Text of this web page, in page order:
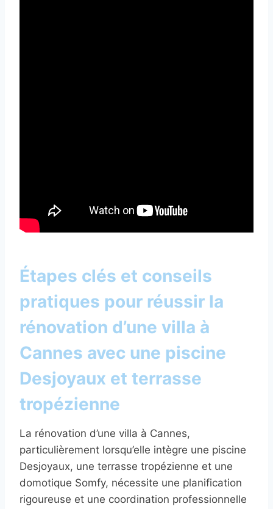
Étapes clés et conseils
pratiques pour réussir la
rénovation d’une villa à
Cannes avec une piscine
Desjoyaux et terrasse
tropézienne
La rénovation d’une villa à Cannes,
particulièrement lorsqu’elle intègre une piscine
Desjoyaux, une terrasse tropézienne et une
domotique Somfy, nécessite une planification
rigoureuse et une coordination professionnelle